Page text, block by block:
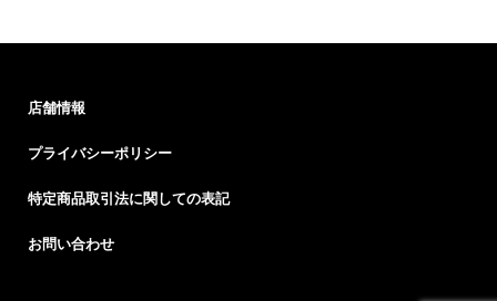
店舗情報
プライバシーポリシー
特定商品取引法に関しての表記
お問い合わせ